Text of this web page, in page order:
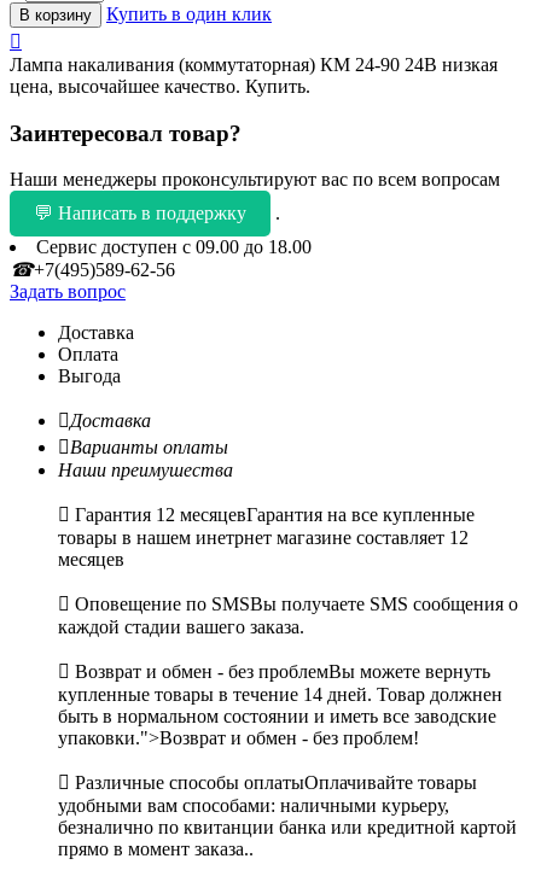
В корзину
Купить в один клик

Лампа накаливания (коммутаторная) КМ 24-90 24В низкая
цена, высочайшее качество. Купить.
Заинтересовал товар?
Наши менеджеры проконсультируют вас по всем вопросам
💬 Написать в поддержку
.
Сервис доступен с 09.00 до 18.00
☎+7(495)589-62-56
Задать вопрос
Доставка
Оплата
Выгода
Доставка
Варианты оплаты
Наши преимушества
 Гарантия 12 месяцевГарантия на все купленные
товары в нашем инетрнет магазине составляет 12
месяцев
 Оповещение по SMSВы получаете SMS сообщения о
каждой стадии вашего заказа.
 Возврат и обмен - без проблемВы можете вернуть
купленные товары в течение 14 дней. Товар должнен
быть в нормальном состоянии и иметь все заводские
упаковки.">Возврат и обмен - без проблем!
 Различные способы оплатыОплачивайте товары
удобными вам способами: наличными курьеру,
безналично по квитанции банка или кредитной картой
прямо в момент заказа..